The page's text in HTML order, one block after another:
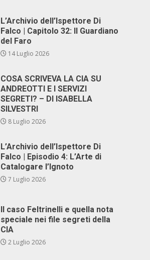
L’Archivio dell’Ispettore Di
Falco | Capitolo 32: Il Guardiano
del Faro
14 Luglio 2026
COSA SCRIVEVA LA CIA SU
ANDREOTTI E I SERVIZI
SEGRETI? – DI ISABELLA
SILVESTRI
8 Luglio 2026
L’Archivio dell’Ispettore Di
Falco | Episodio 4: L’Arte di
Catalogare l’Ignoto
7 Luglio 2026
Il caso Feltrinelli e quella nota
speciale nei file segreti della
CIA
2 Luglio 2026